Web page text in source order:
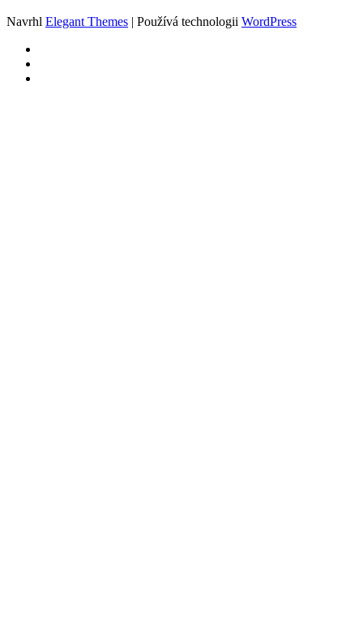
Navrhl Elegant Themes | Používá technologii WordPress